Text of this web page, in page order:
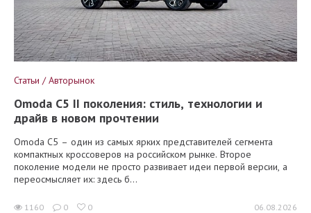
Статьи / Авторынок
Omoda C5 II поколения: стиль, технологии и
драйв в новом прочтении
Omoda C5 – один из самых ярких представителей сегмента
компактных кроссоверов на российском рынке. Второе
поколение модели не просто развивает идеи первой версии, а
переосмысляет их: здесь б...
1160 0 0 06.08.2026